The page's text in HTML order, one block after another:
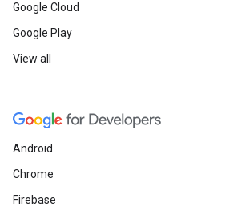
Google Cloud
Google Play
View all
Android
Chrome
Firebase